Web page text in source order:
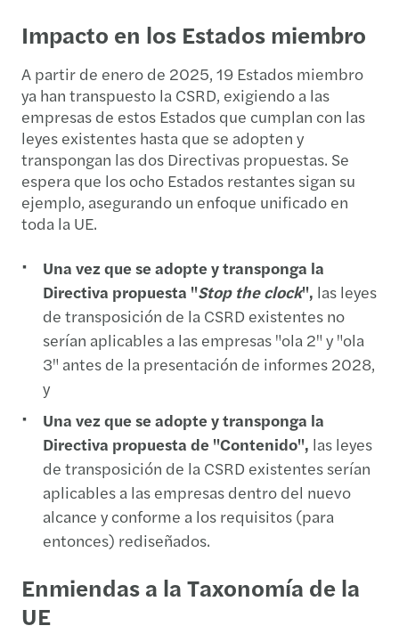
Impacto en los Estados miembro
A partir de enero de 2025, 19 Estados miembro
ya han transpuesto la CSRD, exigiendo a las
empresas de estos Estados que cumplan con las
leyes existentes hasta que se adopten y
transpongan las dos Directivas propuestas. Se
espera que los ocho Estados restantes sigan su
ejemplo, asegurando un enfoque unificado en
toda la UE.
Una vez que se adopte y transponga la
Directiva propuesta "Stop the clock", las leyes
de transposición de la CSRD existentes no
serían aplicables a las empresas "ola 2" y "ola
3" antes de la presentación de informes 2028,
y
Una vez que se adopte y transponga la
Directiva propuesta de "Contenido", las leyes
de transposición de la CSRD existentes serían
aplicables a las empresas dentro del nuevo
alcance y conforme a los requisitos (para
entonces) rediseñados.
Enmiendas a la Taxonomía de la
UE